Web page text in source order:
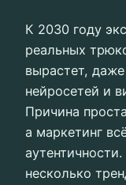
К 2030 году
реальных
вырастет,
нейросетей и
Причина
а маркетинг
несколько